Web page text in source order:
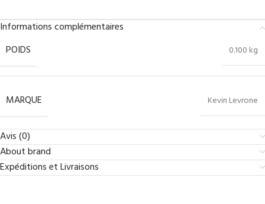
Informations complémentaires
POIDS
0.100 kg
MARQUE Kevin Levrone
Avis (0)
About brand
Expéditions et Livraisons